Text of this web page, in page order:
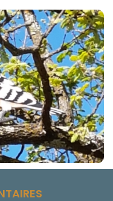
oiseaux perchés